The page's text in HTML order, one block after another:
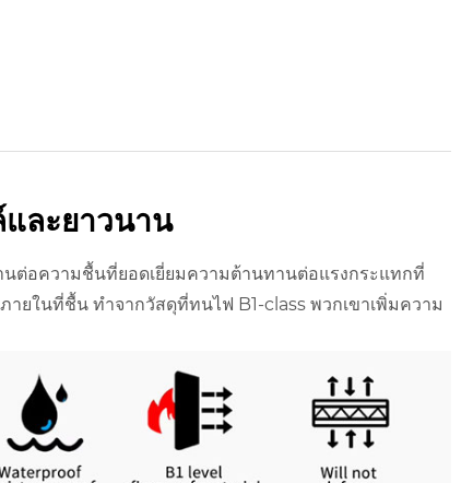
และยาวนาน
ต่อความชื้นที่ยอดเยี่ยมความต้านทานต่อแรงกระแทกที่
ยในที่ชื้น ทำจากวัสดุที่ทนไฟ B1-class พวกเขาเพิ่มความ